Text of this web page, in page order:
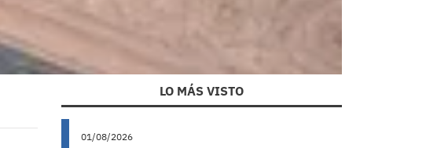
LO MÁS VISTO
01/08/2026